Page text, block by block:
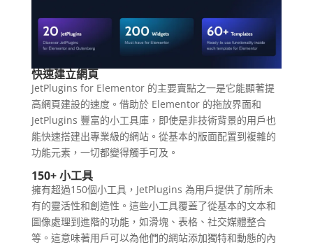
快速建立網頁
JetPlugins for Elementor 的主要賣點之一是它能顯著提
高網頁建設的速度。借助於 Elementor 的拖放界面和
JetPlugins 豐富的小工具庫，即使是非技術背景的用戶也
能快速搭建出專業級的網站。從基本的版面配置到複雜的
功能元素，一切都變得觸手可及。
150+ 小工具
擁有超過150個小工具，JetPlugins 為用戶提供了前所未
有的靈活性和創造性。這些小工具覆蓋了從基本的文本和
圖像處理到進階的功能，如滑塊、表格、社交媒體整合
等。這意味著用戶可以為他們的網站添加獨特和動態的內